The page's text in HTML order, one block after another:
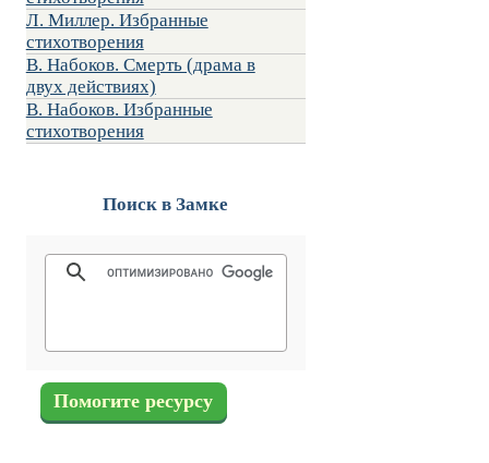
Л. Миллер. Избранные
стихотворения
В. Набоков. Смерть (драма в
двух действиях)
В. Набоков. Избранные
стихотворения
Поиск в Замке
Помогите ресурсу